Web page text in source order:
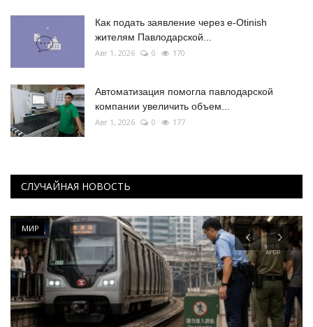
Как подать заявление через e-Otinish
жителям Павлодарской...
Авг 1, 2026 0 170
Автоматизация помогла павлодарской
компании увеличить объем...
Авг 1, 2026 0 177
СЛУЧАЙНАЯ НОВОСТЬ
МИР